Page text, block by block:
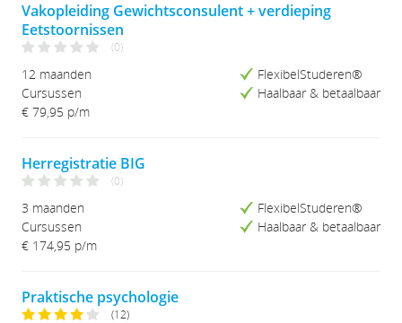
Vakopleiding Gewichtsconsulent + verdieping
Eetstoornissen
(0)
12 maanden
Cursussen
€ 79,95 p/m
FlexibelStuderen®
Haalbaar & betaalbaar
Herregistratie BIG
(0)
3 maanden
Cursussen
€ 174,95 p/m
FlexibelStuderen®
Haalbaar & betaalbaar
Praktische psychologie
(12)